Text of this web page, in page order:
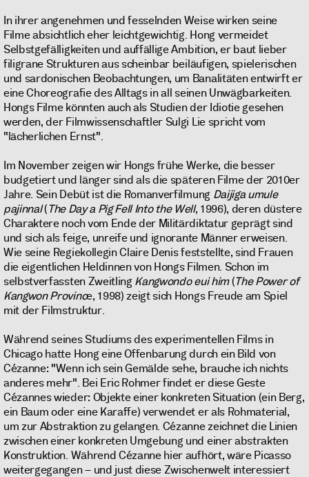
In ihrer angenehmen und fesselnden Weise wirken seine
Filme absichtlich eher leichtgewichtig. Hong vermeidet
Selbstgefälligkeiten und auffällige Ambition, er baut lieber
filigrane Strukturen aus scheinbar beiläufigen, spielerischen
und sardonischen Beobachtungen, um Banalitäten entwirft er
eine Choreografie des Alltags in all seinen Unwägbarkeiten.
Hongs Filme könnten auch als Studien der Idiotie gesehen
werden, der Filmwissenschaftler Sulgi Lie spricht vom
"lächerlichen Ernst".
Im November zeigen wir Hongs frühe Werke, die besser
budgetiert und länger sind als die späteren Filme der 2010er
Jahre. Sein Debüt ist die Romanverfilmung Daijiga umule
pajinnal(The Day a Pig Fell Into the Well, 1996), deren düstere
Charaktere noch vom Ende der Militärdiktatur geprägt sind
und sich als feige, unreife und ignorante Männer erweisen.
Wie seine Regiekollegin Claire Denis feststellte, sind Frauen
die eigentlichen Heldinnen von Hongs Filmen. Schon im
selbstverfassten ZweitlingKangwondo eui him(The Power of
Kangwon Province, 1998) zeigt sich Hongs Freude am Spiel
mit der Filmstruktur.
Während seines Studiums des experimentellen Films in
Chicago hatte Hong eine Offenbarung durch ein Bild von
Cézanne: "Wenn ich sein Gemälde sehe, brauche ich nichts
anderes mehr". Bei Eric Rohmer findet er diese Geste
Cézannes wieder: Objekte einer konkreten Situation (ein Berg,
ein Baum oder eine Karaffe) verwendet er als Rohmaterial,
um zur Abstraktion zu gelangen. Cézanne zeichnet die Linien
zwischen einer konkreten Umgebung und einer abstrakten
Konstruktion. Während Cézanne hier aufhört, wäre Picasso
weitergegangen – und just diese Zwischenwelt interessiert